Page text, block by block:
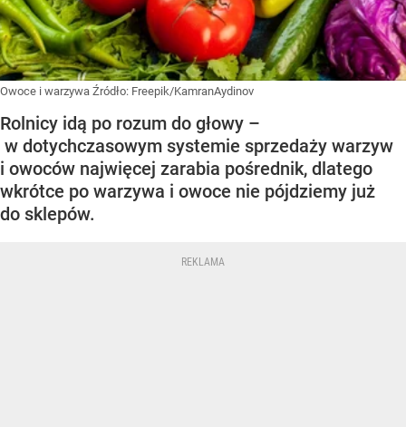
Owoce i warzywa Źródło: Freepik/KamranAydinov
Rolnicy idą po rozum do głowy –
w dotychczasowym systemie sprzedaży warzyw
i owoców najwięcej zarabia pośrednik, dlatego
wkrótce po warzywa i owoce nie pójdziemy już
do sklepów.